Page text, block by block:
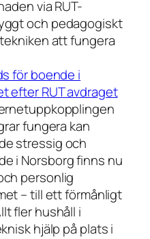
via RUT-
och pedagogiskt
att fungera
för boende i
efter RUT avdraget
fungera kan
stressig och
i Norsborg finns nu
personlig
– till ett förmånligt
fler hushåll i
hjälp på plats i